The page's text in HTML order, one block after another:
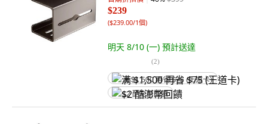
$239
($239.00/1個)
明天 8/10 (一) 預計送達
(2)
满 $1,500 再省 $75 (王道卡)
$2 酷澎幣回饋